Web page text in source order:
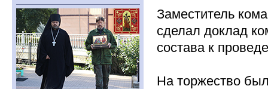
Заместитель
сделал доклад
состава к
На торжество